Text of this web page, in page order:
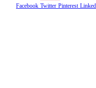
Facebook Twitter Pinterest